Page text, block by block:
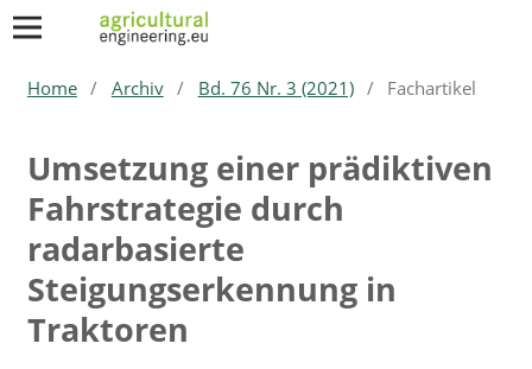
Home / Archiv / Bd. 76 Nr. 3 (2021) / Fachartikel
Umsetzung einer prädiktiven
Fahrstrategie durch
radarbasierte
Steigungserkennung in
Traktoren